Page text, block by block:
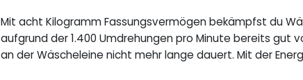
Mit acht Kilogramm Fassungsvermögen bekämpfst du
aufgrund der 1.400 Umdrehungen pro Minute bereits gut
an der Wäscheleine nicht mehr lange dauert. Mit der